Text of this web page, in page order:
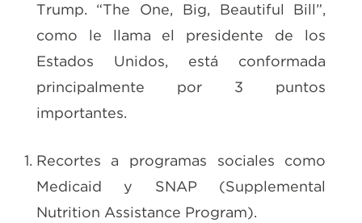
Trump. “The One, Big, Beautiful Bill”,
como le llama el presidente de los
Estados Unidos, está conformada
principalmente por 3 puntos
importantes.
Recortes a programas sociales como
Medicaid y SNAP (Supplemental
Nutrition Assistance Program).